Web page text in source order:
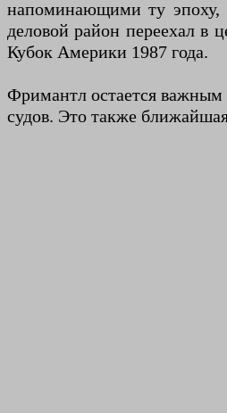
напоминающими ту эпоху,
деловой район переехал в
Кубок Америки 1987 года.
Фримантл остается важным
судов. Это также